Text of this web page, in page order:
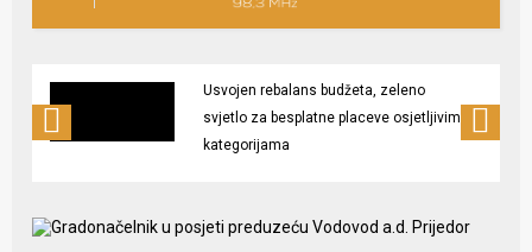
Usvojen rebalans budžeta, zeleno
svjetlo za besplatne placeve osjetljivim
kategorijama